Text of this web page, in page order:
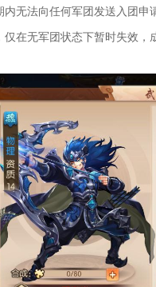
无法向任何军团发送入团
在无军团状态下暂时失效，